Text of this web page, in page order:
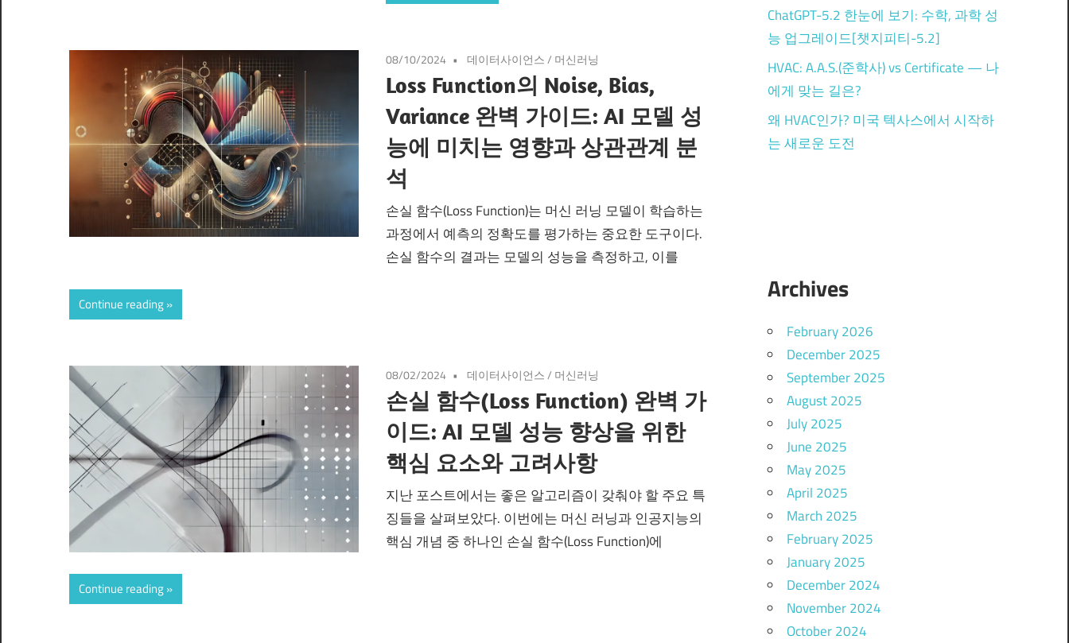
08/10/2024 데이터사이언스/ 머신러닝
Loss Function의 Noise, Bias,
Variance 완벽 가이드: AI 모델 성
능에 미치는 영향과 상관관계 분
석
손실 함수(Loss Function)는 머신 러닝 모델이 학습하는
과정에서 예측의 정확도를 평가하는 중요한 도구이다.
손실 함수의 결과는 모델의 성능을 측정하고, 이를
Continue reading
08/02/2024 데이터사이언스/ 머신러닝
손실 함수(Loss Function) 완벽 가
이드: AI 모델 성능 향상을 위한
핵심 요소와 고려사항
지난 포스트에서는 좋은 알고리즘이 갖춰야 할 주요 특
징들을 살펴보았다. 이번에는 머신 러닝과 인공지능의
핵심 개념 중 하나인 손실 함수(Loss Function)에
Continue reading
ChatGPT-5.2 한눈에 보기: 수학, 과학 성
능 업그레이드[챗지피티-5.2]
HVAC: A.A.S.(준학사) vs Certificate — 나
에게 맞는 길은?
왜 HVAC인가? 미국 텍사스에서 시작하
는 새로운 도전
Archives
February 2026
December 2025
September 2025
August 2025
July 2025
June 2025
May 2025
April 2025
March 2025
February 2025
January 2025
December 2024
November 2024
October 2024